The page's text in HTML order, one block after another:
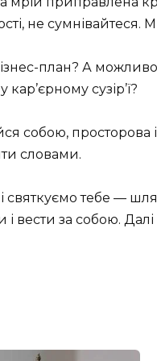
не сумнівайтеся.
план? А
кар’єрному сузір’ї?
собою, просторова
словами.
святкуємо тебе —
і вести за собою.